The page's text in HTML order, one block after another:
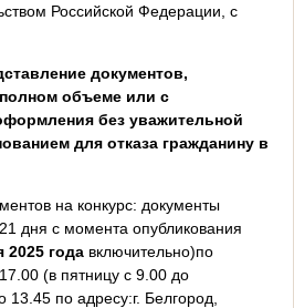
Российской Федерации, с
документов,
объеме или с
без уважительной
для отказа гражданину в
на конкурс: документы
дня с момента опубликования
2025 годавключительно)по
(в пятницу с 9.00 до
по адресу:г. Белгород,